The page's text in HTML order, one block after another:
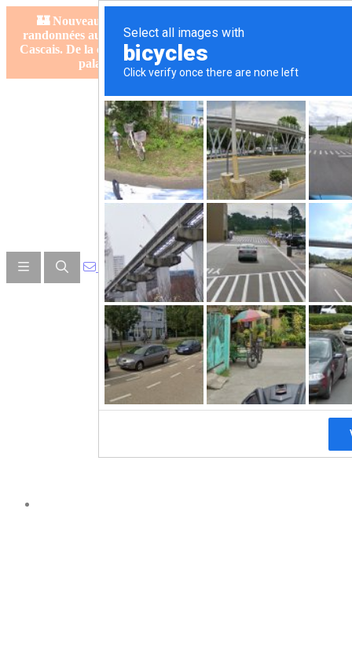
🏰 Nouveau Sentier ! — Découvrez nos toutes nouvelles
randonnées autour de Lisbonne et le Parc Naturel de Sintra-
Cascais. De la capitale portugaise aux forêts enchantées et aux
palais de Sintra.Découvrez le sentier →
info@hillwalktours.com